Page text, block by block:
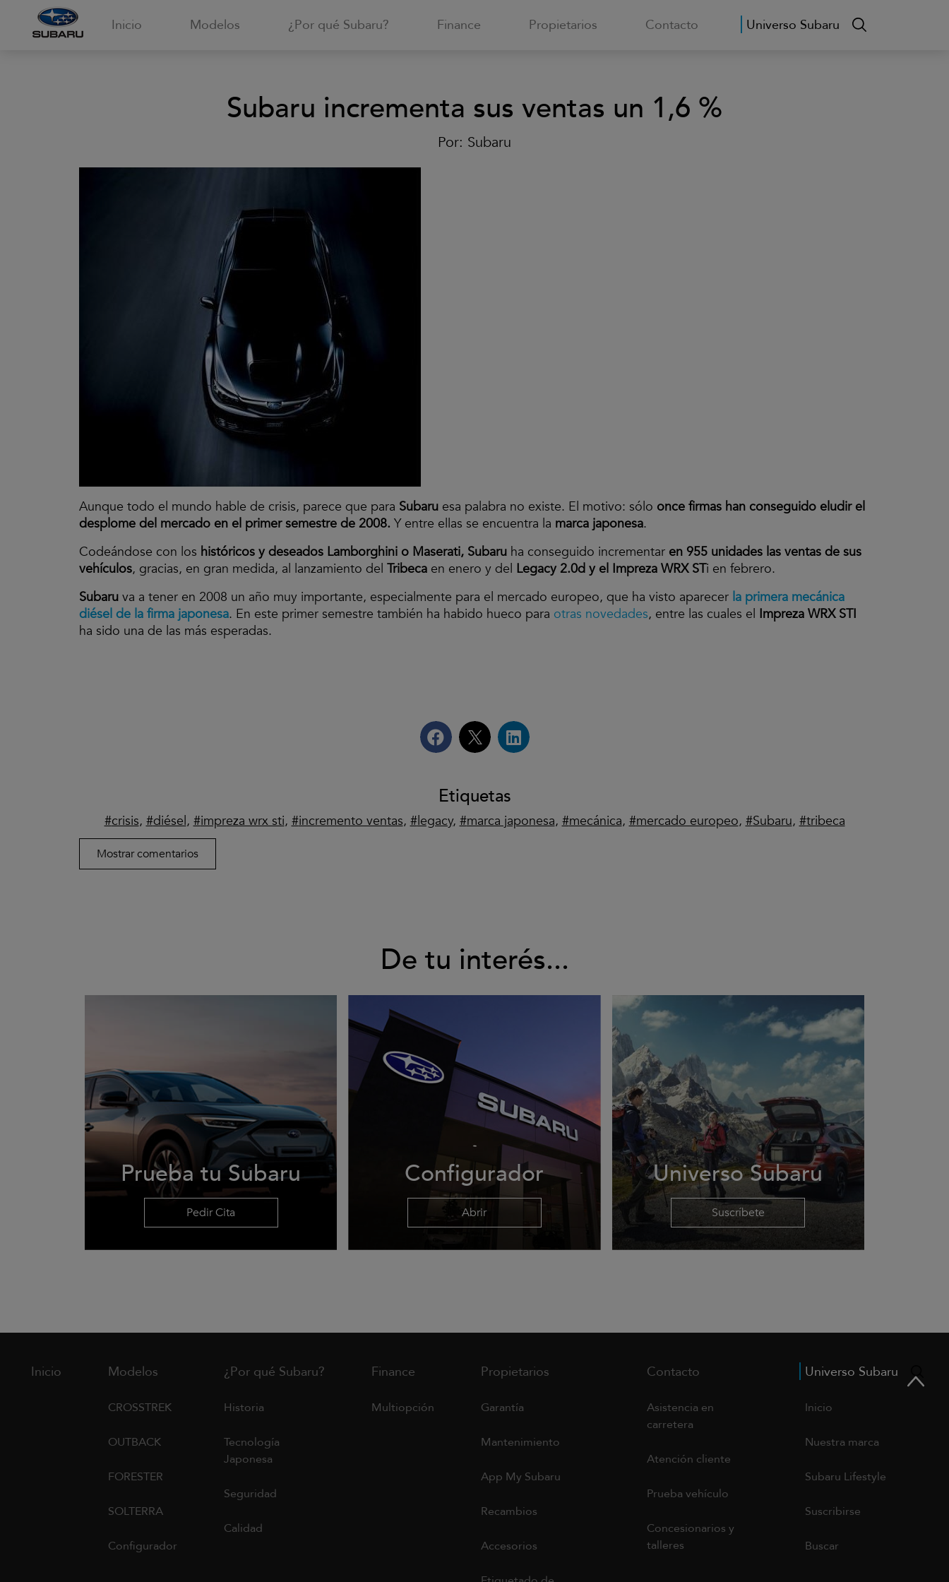
Inicio Modelos ¿Por qué Subaru? Finance Propietarios Contacto Universo Subaru
Subaru incrementa sus ventas un 1,6 %
Por: Subaru
Aunque todo el mundo hable de crisis, parece que para Subaru esa palabra no existe. El motivo: sólo once firmas han conseguido eludir el
desplome del mercado en el primer semestre de 2008. Y entre ellas se encuentra la marca japonesa.
Codeándose con los históricos y deseados Lamborghini o Maserati, Subaru ha conseguido incrementar en 955 unidades las ventas de sus
vehículos, gracias, en gran medida, al lanzamiento del Tribeca en enero y del Legacy 2.0d y el Impreza WRX STi en febrero.
Subaru va a tener en 2008 un año muy importante, especialmente para el mercado europeo, que ha visto aparecer la primera mecánica
diésel de la firma japonesa. En este primer semestre también ha habido hueco para otras novedades, entre las cuales el Impreza WRX STI
ha sido una de las más esperadas.
Etiquetas
crisis, diésel, impreza wrx sti, incremento ventas, legacy, marca japonesa, mecánica, mercado europeo, Subaru, tribeca
Mostrar comentarios
De tu interés...
Prueba tu Subaru
Pedir Cita
Configurador
Abrir
Universo Subaru
Suscríbete
Inicio Modelos
CROSSTREK
OUTBACK
FORESTER
SOLTERRA
Configurador
¿Por qué Subaru?
Historia
Tecnología
Japonesa
Seguridad
Calidad
Finance
Multiopción
Propietarios
Garantía
Mantenimiento
App My Subaru
Recambios
Accesorios
Contacto
Asistencia en
carretera
Atención cliente
Prueba vehículo
Concesionarios y
talleres
Universo Subaru
Inicio
Nuestra marca
Subaru Lifestyle
Suscribirse
Buscar